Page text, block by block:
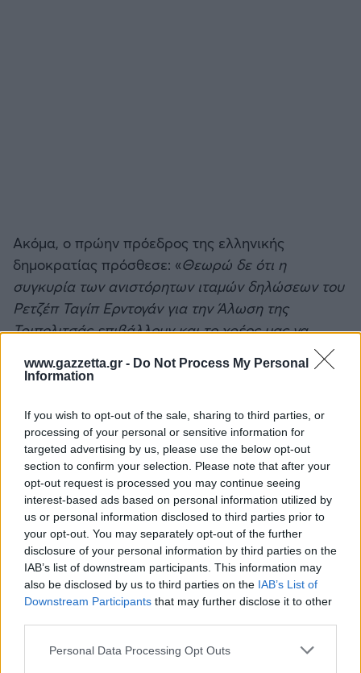
www.gazzetta.gr - Do Not Process My Personal
Information
If you wish to opt-out of the sale, sharing to third parties, or
processing of your personal or sensitive information for
targeted advertising by us, please use the below opt-out
section to confirm your selection. Please note that after your
opt-out request is processed you may continue seeing
interest-based ads based on personal information utilized by
us or personal information disclosed to third parties prior to
your opt-out. You may separately opt-out of the further
disclosure of your personal information by third parties on the
IAB’s list of downstream participants. This information may
also be disclosed by us to third parties on the IAB’s List of
Downstream Participants that may further disclose it to other
Please note that this website/app uses one or more Google
Personal Data Processing Opt Outs
Ακόμα, ο πρώην πρόεδρος της ελληνικής
δημοκρατίας πρόσθεσε: «Θεωρώ δε ότι η
συγκυρία των ανιστόρητων ιταμών δηλώσεων του
Ρετζέπ Ταγίπ Ερντογάν για την Άλωση της
Τριπολιτσάς επιβάλλουν και το χρέος μας να
οιωνός άριστος, αμύνεσθαι περί πάτρης", μεταξύ
τούρκους δυνάστες που ηττήθηκαν κατά κράτος
στην Τριπολιτσά θα έχει ο τουρκικός στρατός, αν
τολμήσει να θίξει έστω και μια σπιθαμή της
Ελληνικής Επικράτειας, έστω και μια κεραία της
Εθνικής μας Κυριαρχίας. Και, δεύτερον, για τον
Ελληνισμό, στο σύνολό του, η Εθνεγερσία του 1821
συνεχίζεται και θα συνεχίζεται όσο παραμένουν
στην Μαρτυρική Κύπρο τουρκικά στρατεύματα
κατοχής και Τούρκοι έποικοι, δηλαδή έως ότου
αποκατασταθούν, καθ’ ολοκληρίαν, η εδαφική
Κυπριακής Δημοκρατίας».